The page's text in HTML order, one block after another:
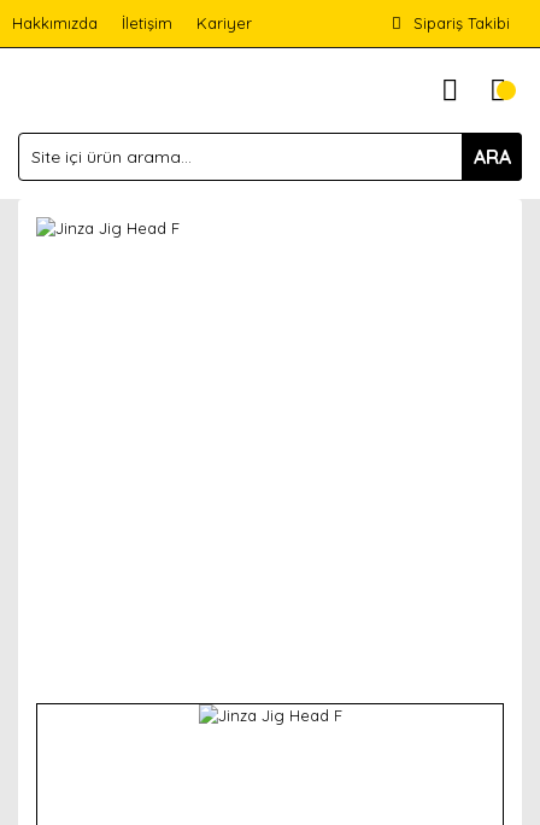
Hakkımızda İletişim Kariyer Sipariş Takibi
ARA